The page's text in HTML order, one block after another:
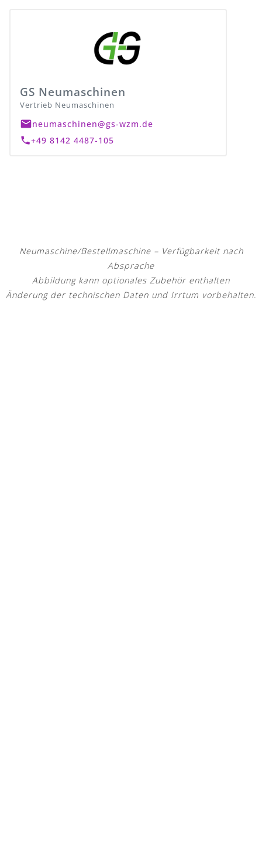
GS Neumaschinen
Vertrieb Neumaschinen
neumaschinen@gs-wzm.de
+49 8142 4487-105
Neumaschine/Bestellmaschine – Verfügbarkeit nach
Absprache
Abbildung kann optionales Zubehör enthalten
Änderung der technischen Daten und Irrtum vorbehalten.